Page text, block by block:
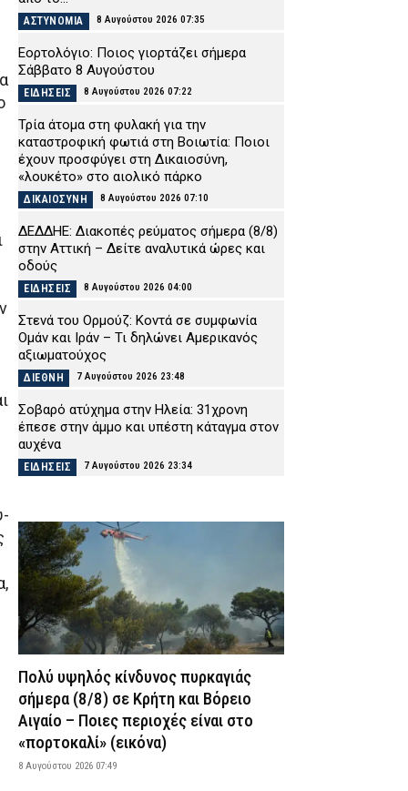
ΑΣΤΥΝΟΜΙΑ 8 Αυγούστου 2026 07:35
Εορτολόγιο: Ποιος γιορτάζει σήμερα
Σάββατο 8 Αυγούστου
ΕΙΔΗΣΕΙΣ 8 Αυγούστου 2026 07:22
Τρία άτομα στη φυλακή για την
καταστροφική φωτιά στη Βοιωτία: Ποιοι
έχουν προσφύγει στη Δικαιοσύνη,
«λουκέτο» στο αιολικό πάρκο
ΔΙΚΑΙΟΣΥΝΗ 8 Αυγούστου 2026 07:10
ΔΕΔΔΗΕ: Διακοπές ρεύματος σήμερα (8/8)
στην Αττική – Δείτε αναλυτικά ώρες και
οδούς
ΕΙΔΗΣΕΙΣ 8 Αυγούστου 2026 04:00
Στενά του Ορμούζ: Κοντά σε συμφωνία
Ομάν και Ιράν – Τι δηλώνει Αμερικανός
αξιωματούχος
ΔΙΕΘΝΗ 7 Αυγούστου 2026 23:48
Σοβαρό ατύχημα στην Ηλεία: 31χρονη
έπεσε στην άμμο και υπέστη κάταγμα στον
αυχένα
ΕΙΔΗΣΕΙΣ 7 Αυγούστου 2026 23:34
θάλασσα
ΕΙΔΗΣΕΙΣ 7 Αυγούστου 2026 23:19
Χανιά: Αστυνομικοί παρίσταναν τους
τουρίστες και συνέλαβαν παρκαδόρο –
Πήρε τη θέση του ο ιδιοκτήτης και
συνελήφθη και αυτός
Πύργος: Φίδι εμφανίστηκε στα Επείγοντα
του νοσοκομείου και προκάλεσε
αναστάτωση
ΕΙΔΗΣΕΙΣ 7 Αυγούστου 2026 22:51
Πολύ υψηλός κίνδυνος πυρκαγιάς
σήμερα (8/8) σε Κρήτη και Βόρειο
Αιγαίο – Ποιες περιοχές είναι στο
«πορτοκαλί» (εικόνα)
8 Αυγούστου 2026 07:49